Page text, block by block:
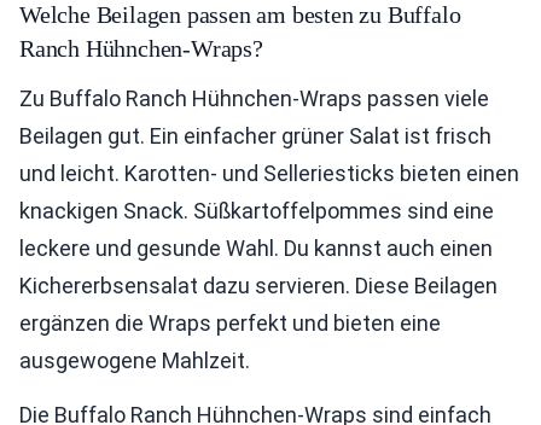
Welche Beilagen passen am besten zu Buffalo
Ranch Hühnchen-Wraps?
Zu Buffalo Ranch Hühnchen-Wraps passen viele
Beilagen gut. Ein einfacher grüner Salat ist frisch
und leicht. Karotten- und Selleriesticks bieten einen
knackigen Snack. Süßkartoffelpommes sind eine
leckere und gesunde Wahl. Du kannst auch einen
Kichererbsensalat dazu servieren. Diese Beilagen
ergänzen die Wraps perfekt und bieten eine
ausgewogene Mahlzeit.
Die Buffalo Ranch Hühnchen-Wraps sind einfach